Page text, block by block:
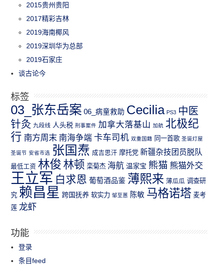
2015贵州贵阳
2017精彩吉林
2019海南椰风
2019深圳华为总部
2019石家庄
谈古论今
标签
03_张东岳案 06_病童救助 Cecilia PS3 中医
针灸 九段线 人头税 刑事案件 加拿大落基山 加航 北极纪
行 南方周末 南海争端 卡车司机 双重国籍 同一首歌 圣诞灯屋
圣诞节 安省市选 张国焘 成吉思汗 摩托党 新疆杂技团员脱队
最低工资 林俊 林顿 栾菊杰 海航 温家宝 熊猫 熊猫外交
王立军 白求恩 葡萄酒品鉴 薄熙来 薄瓜瓜 调查研
究 赖昌星 跨国抚养 软实力 邹至蕙 陈敏 马格诺塔 麦考
莲 龙虾
功能
登录
条目feed